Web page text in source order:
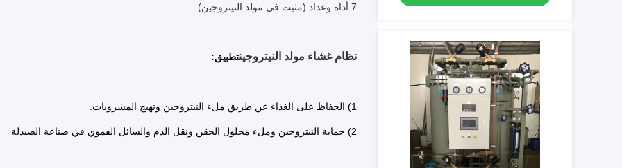
7 أداة وعداد (مثبت في مولد النيتروجين)
نظام غشاء مولد النيتروجينتطبيق:
1) الحفاظ على الغذاء عن طريق ملء النيتروجين وتهيج المشروبات.
2) حماية النيتروجين وملء محلول الحقن ونقل الدم والسائل الفموي في صناعة الصيدلة